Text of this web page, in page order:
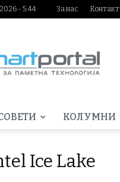
- 5:44 За нас Контакт
КОЛУМНИ
Ice Lake